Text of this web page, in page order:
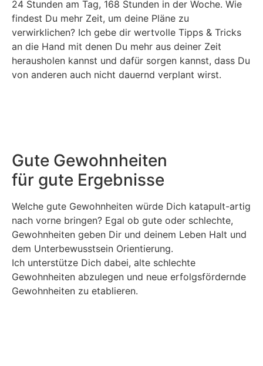
24 Stunden am Tag, 168 Stunden in der Woche. Wie
findest Du mehr Zeit, um deine Pläne zu
verwirklichen? Ich gebe dir wertvolle Tipps & Tricks
an die Hand mit denen Du mehr aus deiner Zeit
herausholen kannst und dafür sorgen kannst, dass Du
von anderen auch nicht dauernd verplant wirst.
Gute Gewohnheiten
für gute Ergebnisse
Welche gute Gewohnheiten würde Dich katapult-artig
nach vorne bringen? Egal ob gute oder schlechte,
Gewohnheiten geben Dir und deinem Leben Halt und
dem Unterbewusstsein Orientierung.
Ich unterstütze Dich dabei, alte schlechte
Gewohnheiten abzulegen und neue erfolgsfördernde
Gewohnheiten zu etablieren.